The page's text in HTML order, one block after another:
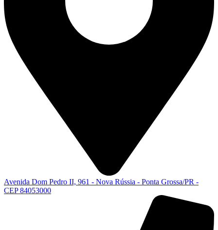
Avenida Dom Pedro II, 961 - Nova Rússia - Ponta Grossa/PR -
CEP 84053000